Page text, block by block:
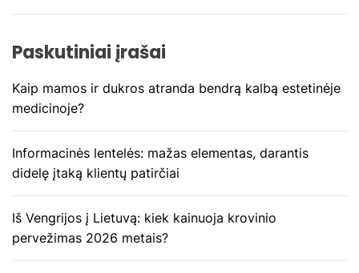
Paskutiniai įrašai
Kaip mamos ir dukros atranda bendrą kalbą estetinėje
medicinoje?
Informacinės lentelės: mažas elementas, darantis
didelę įtaką klientų patirčiai
Iš Vengrijos į Lietuvą: kiek kainuoja krovinio
pervežimas 2026 metais?